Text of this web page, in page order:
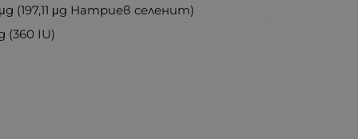
(197,11 μg Натриев селенит)
(360 IU)